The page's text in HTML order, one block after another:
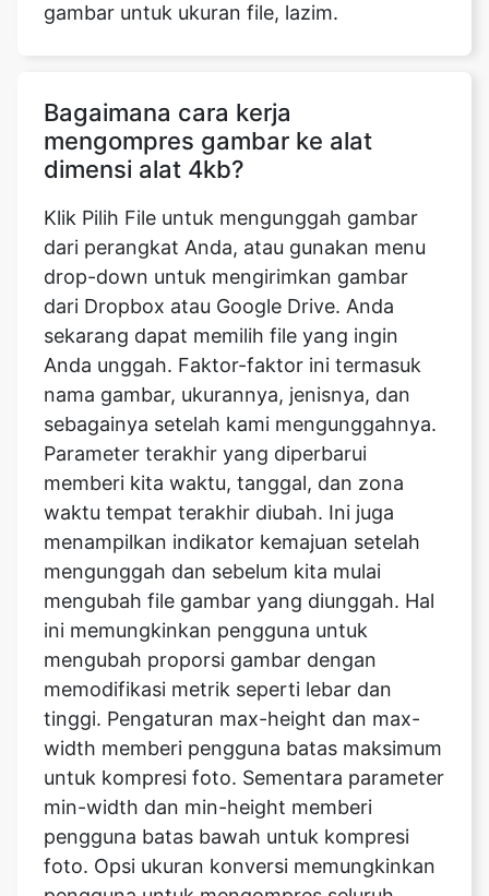
Bagaimana cara kerja
Klik Pilih File untuk mengunggah gambar
dari perangkat Anda, atau gunakan menu
drop-down untuk mengirimkan gambar
dari Dropbox atau Google Drive. Anda
sekarang dapat memilih file yang ingin
Anda unggah. Faktor-faktor ini termasuk
nama gambar, ukurannya, jenisnya, dan
sebagainya setelah kami mengunggahnya.
Parameter terakhir yang diperbarui
memberi kita waktu, tanggal, dan zona
waktu tempat terakhir diubah. Ini juga
menampilkan indikator kemajuan setelah
mengunggah dan sebelum kita mulai
mengubah file gambar yang diunggah. Hal
ini memungkinkan pengguna untuk
mengubah proporsi gambar dengan
memodifikasi metrik seperti lebar dan
tinggi. Pengaturan max-height dan max-
width memberi pengguna batas maksimum
untuk kompresi foto. Sementara parameter
min-width dan min-height memberi
pengguna batas bawah untuk kompresi
foto. Opsi ukuran konversi memungkinkan
pengguna untuk mengompres seluruh
gambar. Setelah mengunggah gambar,
buka bagian Enter the quality untuk
mengakses fitur modifikasi kualitas. Hal ini